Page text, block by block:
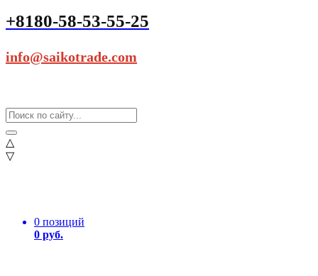
+8180-58-53-55-25
info@saikotrade.com
△
▽
0 позиций
0 руб.